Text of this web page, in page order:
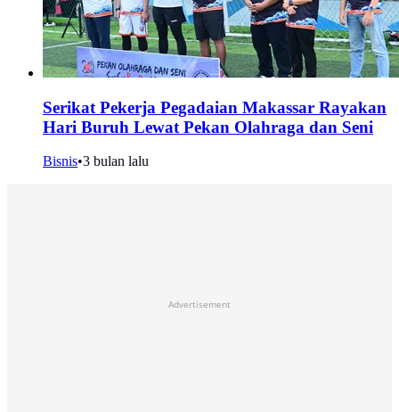
Serikat Pekerja Pegadaian Makassar Rayakan
Hari Buruh Lewat Pekan Olahraga dan Seni
Bisnis•3 bulan lalu
Advertisement